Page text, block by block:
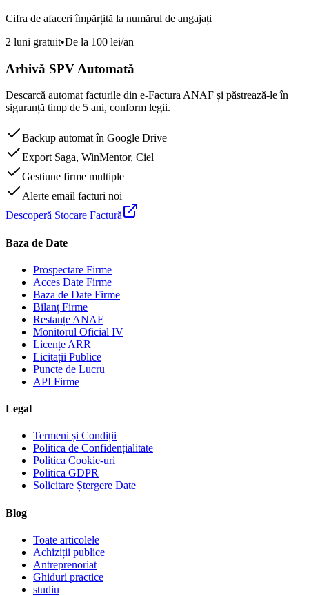
Cifra de afaceri împărțită la numărul de angajați
2 luni gratuit•De la 100 lei/an
Arhivă SPV Automată
Descarcă automat facturile din e-Factura ANAF și păstrează-le în
siguranță timp de 5 ani, conform legii.
Backup automat în Google Drive
Export Saga, WinMentor, Ciel
Gestiune firme multiple
Alerte email facturi noi
Descoperă Stocare Factură
Baza de Date
Prospectare Firme
Acces Date Firme
Baza de Date Firme
Bilanț Firme
Restanțe ANAF
Monitorul Oficial IV
Licențe ARR
Licitații Publice
Puncte de Lucru
API Firme
Legal
Termeni și Condiții
Politica de Confidențialitate
Politica Cookie-uri
Politica GDPR
Solicitare Ștergere Date
Blog
Toate articolele
Achiziții publice
Antreprenoriat
Ghiduri practice
studiu